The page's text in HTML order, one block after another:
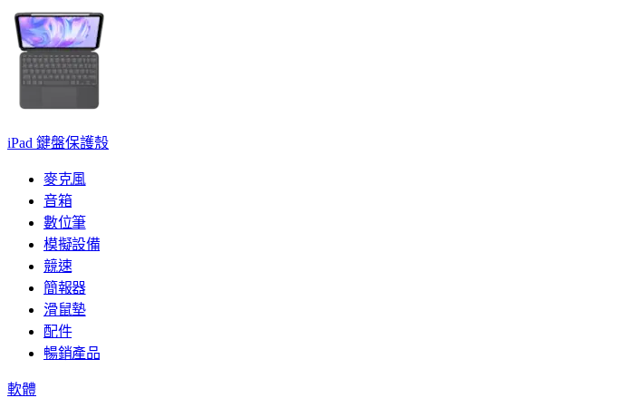
iPad 鍵盤保護殼
麥克風
音箱
數位筆
模擬設備
競速
簡報器
滑鼠墊
配件
暢銷產品
軟體